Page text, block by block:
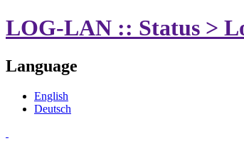
LOG-LAN :: Status >
Language
English
Deutsch